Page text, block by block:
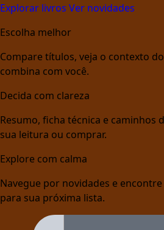
Explorar livros Ver novidades
Escolha melhor
Compare títulos, veja o contexto
combina com você.
Decida com clareza
Resumo, ficha técnica e caminhos
sua leitura ou comprar.
Explore com calma
Navegue por novidades e
para sua próxima lista.